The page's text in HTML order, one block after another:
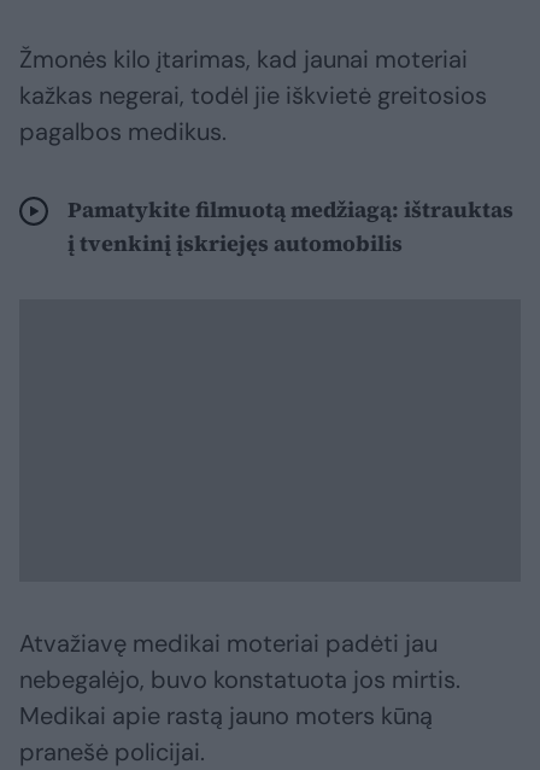
Žmonės kilo įtarimas, kad jaunai moteriai
kažkas negerai, todėl jie iškvietė greitosios
pagalbos medikus.
Pamatykite filmuotą medžiagą: ištrauktas
į tvenkinį įskriejęs automobilis
Atvažiavę medikai moteriai padėti jau
nebegalėjo, buvo konstatuota jos mirtis.
Medikai apie rastą jauno moters kūną
pranešė policijai.